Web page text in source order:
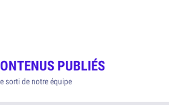
PUBLIÉS
sorti de notre équipe